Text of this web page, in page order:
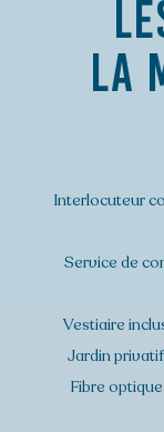
LA
Interlocuteur
Service de
Vestiaire
Jardin
Fibre